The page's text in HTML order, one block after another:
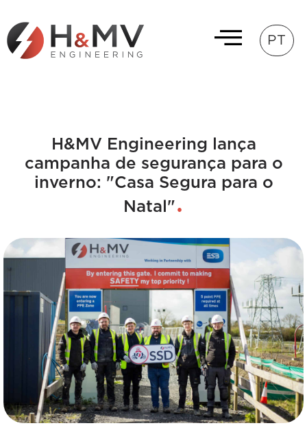
PT
H&MV Engineering lança
campanha de segurança para o
inverno: "Casa Segura para o
Natal"